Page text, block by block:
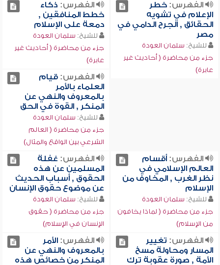
الفهرس:خطر
الإعلام في تشويه
الحقائق , الجرح الدامي في
مصر
للشيخ: سلمان العودة
جزء من محاضرة ( أحاديث غير
عابرة)
الفهرس: ذكاء
خطط المنافقين ,
دمعة على الإسلام
للشيخ: سلمان العودة
جزء من محاضرة ( أحاديث غير
عابرة)
الفهرس:قيام
العلماء بالأمر
بالمعروف والنهي عن
المنكر , القوة في الحق
للشيخ: سلمان العودة
جزء من محاضرة ( العالم
الشرعي بين الواقع والمثال)
الفهرس:أقسام
العالم الإسلامي في
نظر الغرب , المخاوف من
الإسلام
للشيخ: سلمان العودة
جزء من محاضرة ( لماذا يخافون
من الإسلام)
الفهرس: غفلة
المسلمين عن هذه
الحقوق , أسباب الحديث
عن موضوع حقوق الإنسان
للشيخ: سلمان العودة
جزء من محاضرة ( حقوق
الإنسان في الإسلام)
الفهرس: تغيير
المسار ومحاولة مسخ
الأمة , صورة عقوبة ترك
الفهرس:الأمر
بالمعروف والنهي عن
المنكر من خصائص هذه